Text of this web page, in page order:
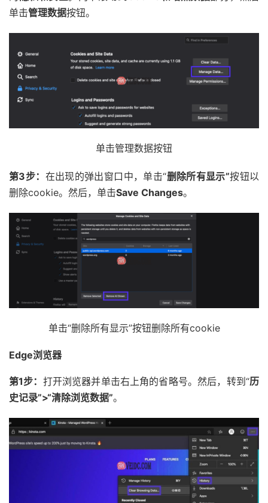
单击管理数据按钮。
单击管理数据按钮
第3步： 在出现的弹出窗口中，单击“删除所有显示”按钮以
删除cookie。然后，单击Save Changes。
单击“删除所有显示”按钮删除所有cookie
Edge浏览器
第1步： 打开浏览器并单击右上角的省略号。然后，转到“历
史记录”>“清除浏览数据”。